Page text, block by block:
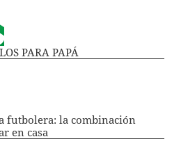
PARA PAPÁ
futbolera: la combinación
en casa